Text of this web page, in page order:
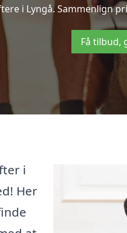
i Lyngå. Sammenlign
Få tilbud,
i
Her